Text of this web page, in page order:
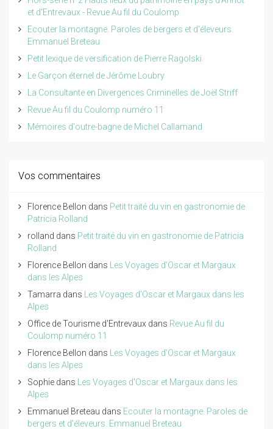
et d'Entrevaux - Revue Au fil du Coulomp
Ecouter la montagne. Paroles de bergers et d'éleveurs.
Emmanuel Breteau
Petit lexique de versification de Pierre Ragolski
Le Garçon éternel de Jérôme Loubry
La Consultante en Divergences Criminelles de Joël Striff
Revue Au fil du Coulomp numéro 11
Mémoires d'outre-bagne de Michel Callamand
Vos commentaires
Florence Bellon dans Petit traité du vin en gastronomie de
Patricia Rolland
rolland dans Petit traité du vin en gastronomie de Patricia
Rolland
Florence Bellon dans
Les Voyages d'Oscar et Margaux
dans les Alpes
Tamarra dans
Les Voyages d'Oscar et Margaux dans les
Alpes
Office de Tourisme d'Entrevaux dans Revue Au fil du
Coulomp numéro 11
Florence Bellon dans
Les Voyages d'Oscar et Margaux
dans les Alpes
Sophie dans
Les Voyages d'Oscar et Margaux dans les
Alpes
Emmanuel Breteau dans Ecouter la montagne. Paroles de
bergers et d'éleveurs. Emmanuel Breteau